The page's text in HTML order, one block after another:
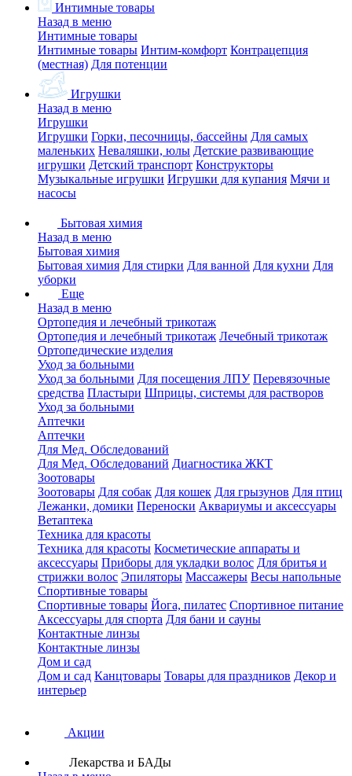
Интимные товары
Назад в меню
Интимные товары
Интимные товары Интим-комфорт Контрацепция
(местная) Для потенции
Игрушки
Назад в меню
Игрушки
Игрушки Горки, песочницы, бассейны Для самых
маленьких Неваляшки, юлы Детские развивающие
игрушки Детский транспорт Конструкторы
Музыкальные игрушки Игрушки для купания Мячи и
насосы
Бытовая химия
Назад в меню
Бытовая химия
Бытовая химия Для стирки Для ванной Для кухни Для
уборки
Еще
Назад в меню
Ортопедия и лечебный трикотаж
Ортопедия и лечебный трикотаж Лечебный трикотаж
Ортопедические изделия
Уход за больными
Уход за больными Для посещения ЛПУ Перевязочные
средства Пластыри Шприцы, системы для растворов
Уход за больными
Аптечки
Аптечки
Для Мед. Обследований
Для Мед. Обследований Диагностика ЖКТ
Зоотовары
Зоотовары Для собак Для кошек Для грызунов Для птиц
Лежанки, домики Переноски Аквариумы и аксессуары
Ветаптека
Техника для красоты
Техника для красоты Косметические аппараты и
аксессуары Приборы для укладки волос Для бритья и
стрижки волос Эпиляторы Массажеры Весы напольные
Спортивные товары
Спортивные товары Йога, пилатес Спортивное питание
Аксессуары для спорта Для бани и сауны
Контактные линзы
Контактные линзы
Дом и сад
Дом и сад Канцтовары Товары для праздников Декор и
интерьер
Акции
Лекарства и БАДы